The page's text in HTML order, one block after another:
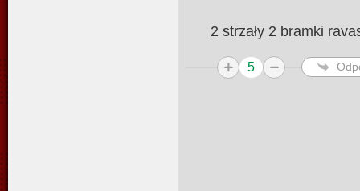
2 strzały 2 bramki
5